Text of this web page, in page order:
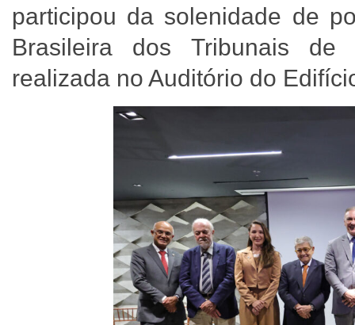
participou da solenidade de
Brasileira dos Tribunais de
realizada no Auditório do